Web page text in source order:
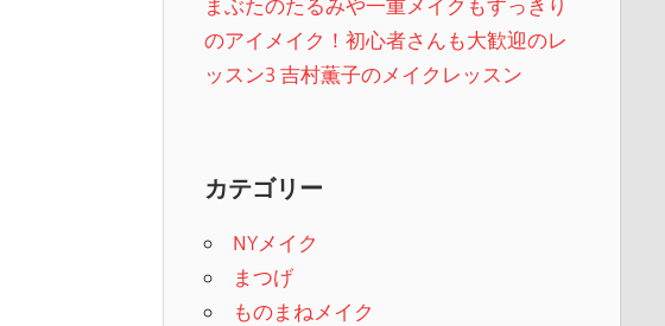
まぶたのたるみや一重メイクもすっきり
のアイメイク！初心者さんも大歓迎のレ
ッスン3 吉村薫子のメイクレッスン
カテゴリー
NYメイク
まつげ
ものまねメイク